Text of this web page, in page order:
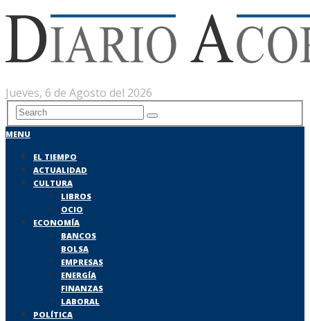
Jueves, 6 de Agosto del 2026
MENU
EL TIEMPO
ACTUALIDAD
CULTURA
LIBROS
OCIO
ECONOMÍA
BANCOS
BOLSA
EMPRESAS
ENERGÍA
FINANZAS
LABORAL
POLÍTICA